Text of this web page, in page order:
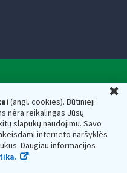
(angl. cookies). Būtinieji
nėra reikalingas Jūsų
slapukų naudojimu. Savo
interneto naršyklės
Daugiau informacijos
— 188659752,
Lietuva, el.paštas:
188659752
prie Lietuvos
ir saugomi Juridinių